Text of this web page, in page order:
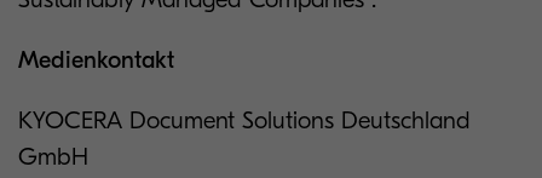
Medienkontakt
KYOCERA Document Solutions Deutschland
GmbH